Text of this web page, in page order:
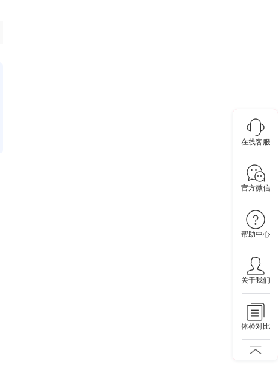
在线客服
官方微信
帮助中心
关于我们
体检对比